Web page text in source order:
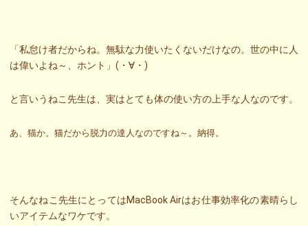
「私怠け者だからね。無駄な力使いたくないだけなの。世の中に人
は偉いよね～、ホント」(・∀・)
と言いうねこ先生は、実はとても体の使い方の上手な人なのです。
あ、猫か。猫だから脱力の達人なのですね～。納得。
そんなねこ先生にとってはMacBook Airはお仕事効率化の素晴らし
いアイテムなワケです。